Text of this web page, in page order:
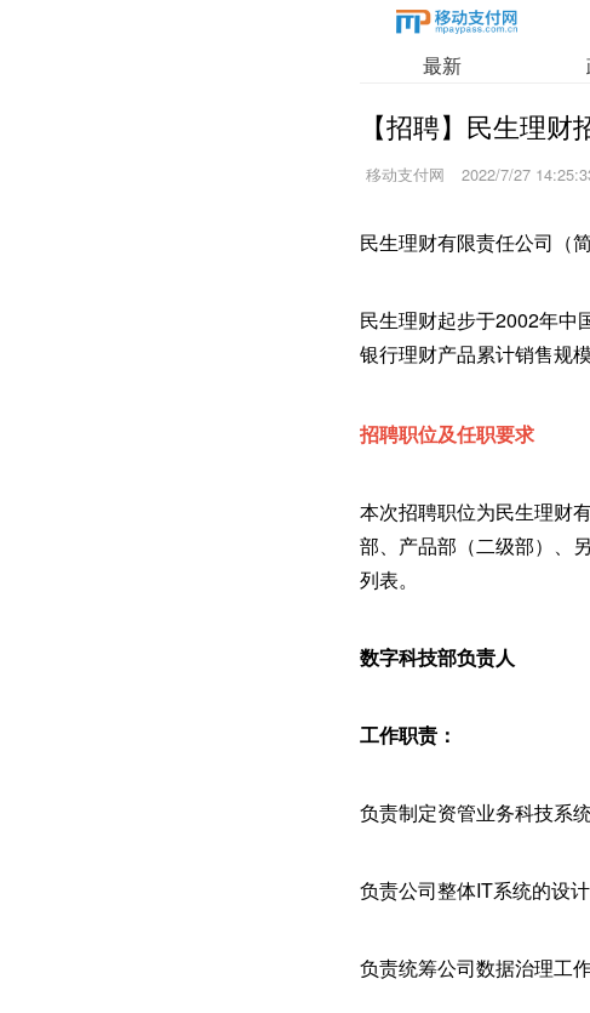
最新
【招聘】民生理
移动支付网 2022/7/27
民生理财有限责任公司（
民生理财起步于2002年中
银行理财产品累计销售规
招聘职位及任职要求
本次招聘职位为民生理财
部、产品部（二级部）、
列表。
数字科技部负责人
工作职责：
负责制定资管业务科技系
负责公司整体IT系统的设
负责统筹公司数据治理工